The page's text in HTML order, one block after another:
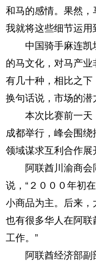
和马的感情。果然
我就将这些细节运用
中国骑手麻连凯
的马文化，对马产
有几十种，相比之下
换句话说，市场的潜
本次比赛前一天
成都举行，峰会围
领域谋求互利合作展
阿联酋川渝商会
说，“２０００年初
小商品为主。后来，
也有很多华人在阿
工作。”
阿联酋经济部副